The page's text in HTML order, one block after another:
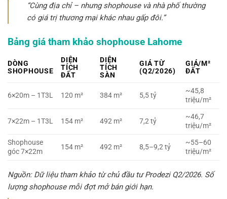
“Cùng địa chỉ – nhưng shophouse và nhà phố thường
có giá trị thương mại khác nhau gấp đôi.”
Bảng giá tham khảo shophouse Lahome
DÒNG
SHOPHOUSE
DIỆN
TÍCH
ĐẤT
DIỆN
TÍCH
SÀN
GIÁ TỪ
(Q2/2026)
GIÁ/M²
ĐẤT
6×20m – 1T3L 120 m² 384 m² 5,5 tỷ
~45,8
triệu/m²
7×22m – 1T3L 154 m² 492 m² 7,2 tỷ
~46,7
triệu/m²
Shophouse
góc 7×22m
154 m² 492 m² 8,5–9,2 tỷ
~55–60
triệu/m²
Nguồn: Dữ liệu tham khảo từ chủ đầu tư Prodezi Q2/2026. Số
lượng shophouse mỗi đợt mở bán giới hạn.